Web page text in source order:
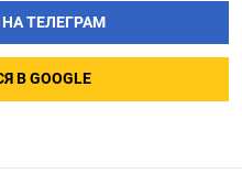
ТЕЛЕГРАМ
В GOOGLE